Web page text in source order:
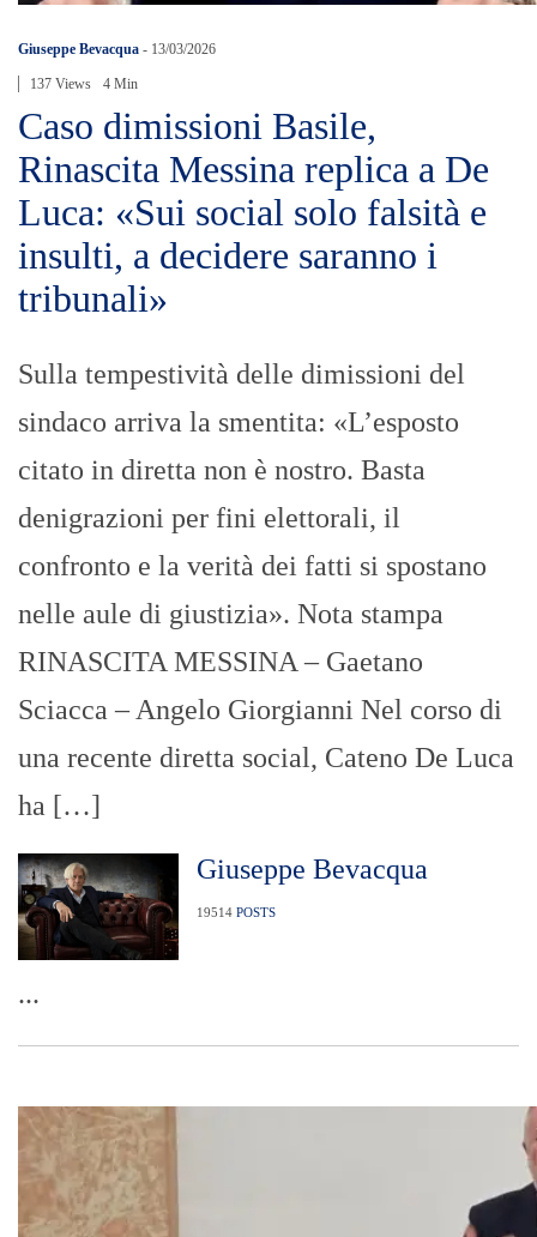
Giuseppe Bevacqua - 13/03/2026
137 Views 4 Min
Caso dimissioni Basile,
Rinascita Messina replica a De
Luca: «Sui social solo falsità e
insulti, a decidere saranno i
tribunali»
Sulla tempestività delle dimissioni del
sindaco arriva la smentita: «L’esposto
citato in diretta non è nostro. Basta
denigrazioni per fini elettorali, il
confronto e la verità dei fatti si spostano
nelle aule di giustizia». Nota stampa
RINASCITA MESSINA – Gaetano
Sciacca – Angelo Giorgianni Nel corso di
una recente diretta social, Cateno De Luca
ha […]
Giuseppe Bevacqua
19514 POSTS
...